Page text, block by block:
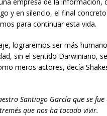
y en silencio, el final
para continuar esta vida.
lograremos ser más
sin el sentido Darwiniano,
meros actores, decía
Santiago García que se
que nos ha tocado vivir.